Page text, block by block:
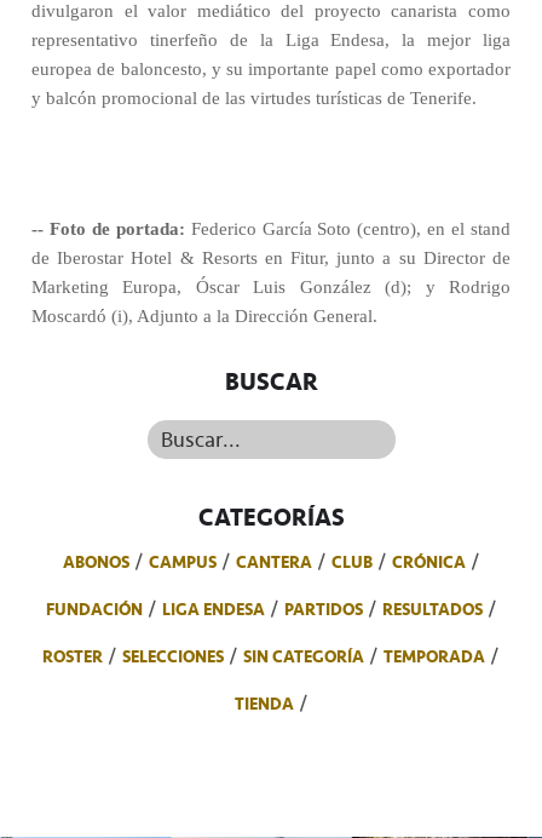
divulgaron el valor mediático del proyecto canarista como
representativo tinerfeño de la Liga Endesa, la mejor liga
europea de baloncesto, y su importante papel como exportador
y balcón promocional de las virtudes turísticas de Tenerife.
-- Foto de portada: Federico García Soto (centro), en el stand
de Iberostar Hotel & Resorts en Fitur, junto a su Director de
Marketing Europa, Óscar Luis González (d); y Rodrigo
Moscardó (i), Adjunto a la Dirección General.
BUSCAR
Buscar...
CATEGORÍAS
ABONOS CAMPUS CANTERA CLUB
CRÓNICA
FUNDACIÓN
LIGA ENDESA PARTIDOS
RESULTADOS
ROSTER
SELECCIONES SIN CATEGORÍA
TEMPORADA
TIENDA